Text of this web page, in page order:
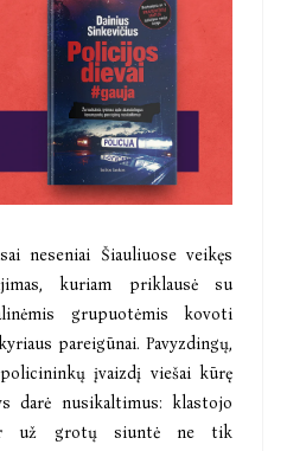
neseniai Šiauliuose veikęs
kuriam priklausė su
grupuotėmis kovoti
pareigūnai. Pavyzdingų,
įvaizdį viešai kūrę
darė nusikaltimus: klastojo
ir už grotų siuntė ne tik